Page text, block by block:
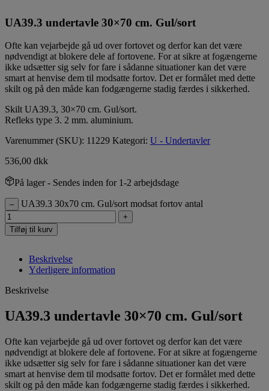
UA39.3 undertavle 30×70 cm. Gul/sort
Ofte kan vejarbejde gå ud over fortovet og derfor kan det være
nødvendigt at blokere dele af fortovene. For at sikre at fogængerne
ikke udsætter sig selv for fare i sådanne situationer kan det være
smart at henvise dem til modsatte fortov. Det er formålet med dette
skilt og på den måde kan fodgængerne stadig færdes i sikkerhed.
Skilt UA39.3, 30×70 cm. Gul/sort.
Refleks type 3. 2 mm. aluminium.
Varenummer (SKU): 11229 Kategori: U - Undertavler
536,00 dkk
På lager - Sendes inden for 1-2 arbejdsdage
– UA39.3 30x70 cm. Gul/sort modsat fortov antal
+
Tilføj til kurv
Beskrivelse
Yderligere information
Beskrivelse
UA39.3 undertavle 30×70 cm. Gul/sort
Ofte kan vejarbejde gå ud over fortovet og derfor kan det være
nødvendigt at blokere dele af fortovene. For at sikre at fogængerne
ikke udsætter sig selv for fare i sådanne situationer kan det være
smart at henvise dem til modsatte fortov. Det er formålet med dette
skilt og på den måde kan fodgængerne stadig færdes i sikkerhed.